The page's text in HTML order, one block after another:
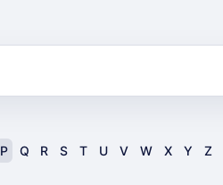
P Q R S T U V W X Y Z